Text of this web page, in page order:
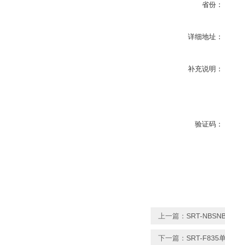
省份：
详细地址：
补充说明：
验证码：
上一篇： SRT-
下一篇： SRT-F835